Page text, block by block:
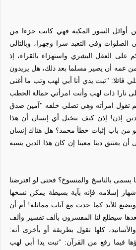
أوائل السور المكية فهي كانت جزءا من
الصلوات وفي التعبد سرا وجهرا، وبالتالي
على العقل البشري واستهزاء بالقراء، إذ
عمه أن يصير مسلما بعد ذلك، هل يريدون
قائلا: "تبت يدي أنا أبي لهب وتب ما أغنى
نارا ذات لهب وأنت امرأتي حمالة الحطب
امرأته وهي تصلي خلفه "آمين صدق
إذن! إذن كيف يتخيل أي إنسان أن هذا
من باب إثبات خطأ محمد؟ هل هناك إنسان
يعتنق دينا معينا إن كان هذا الدين يسبه
يسمى بالناسخ والمنسوخ؟ فحتى لو افترضنا
إسلامه فإنه بآية بسيطة يمكن نسخها
للأبد كما حدث مع آيات مماثلة! أم أن
سيطلع لنا المفسرون بألف تفسير وألف
كلها تقول بطريقة أو بأخرى أنه:
فيما رفع من القرآن: "تبت يدا أبي لهب